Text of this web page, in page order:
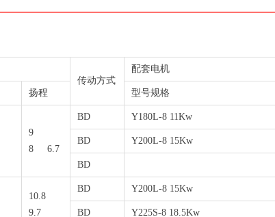
传动方式
配套电机
扬程 型号规格
9
8 6.7
BD Y180L-8 11Kw
BD Y200L-8 15Kw
BD
10.8
9.7
BD Y200L-8 15Kw
BD Y225S-8 18.5Kw